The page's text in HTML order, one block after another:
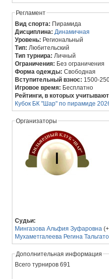
Регламент
Вид спорта: Пирамида
Дисциплина: Динамичная
Уровень: Региональный
Тип: Любительский
Тип турнира: Личный
Ограничения: Без ограничения
Форма одежды:Свободная
Вступительный взнос: 1500-
Игровое время: Бесплатно
Рейтинги, в которых
Кубок БК "Шар" по пирамиде
Организаторы
Судьи:
Мингазова Альфия Зуфаровна
Мухаметгалеева Регина
Дополнительная информация
Всего турниров 691